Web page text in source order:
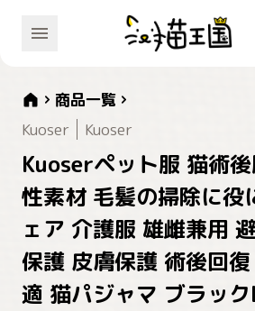
商品一覧
Kuoser
Kuoser
Kuoserペット服 猫術
性素材 毛髪の掃除に役
ェア 介護服 雄雌兼用
保護 皮膚保護 術後回
適 猫パジャマ ブラッ